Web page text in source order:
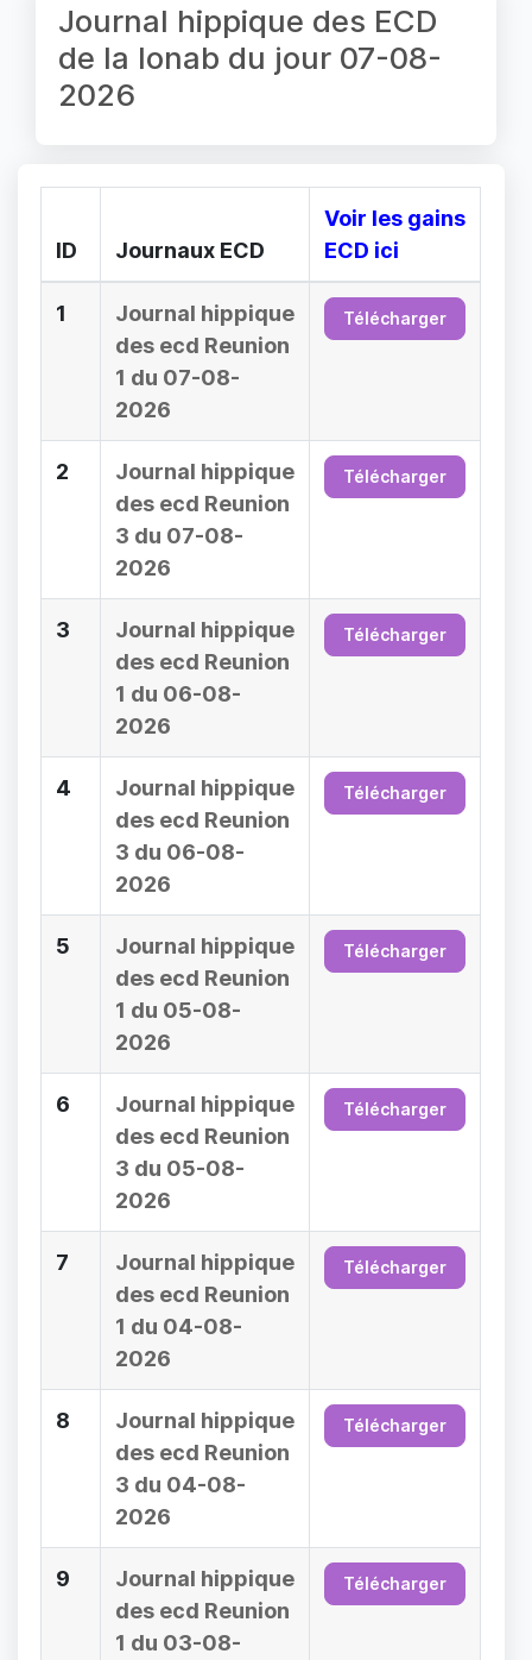
Journal hippique des ECD
de la lonab du jour 07-08-
2026
ID Journaux ECD
Voir les gains
ECD ici
1
Journal hippique
des ecd Reunion
1 du 07-08-
2026
Télécharger
2
Journal hippique
des ecd Reunion
3 du 07-08-
2026
Télécharger
3
Journal hippique
des ecd Reunion
1 du 06-08-
2026
Télécharger
4
Journal hippique
des ecd Reunion
3 du 06-08-
2026
Télécharger
5
Journal hippique
des ecd Reunion
1 du 05-08-
2026
Télécharger
6
Journal hippique
des ecd Reunion
3 du 05-08-
2026
Télécharger
7
Journal hippique
des ecd Reunion
1 du 04-08-
2026
Télécharger
8
Journal hippique
des ecd Reunion
3 du 04-08-
2026
Télécharger
9
Journal hippique
des ecd Reunion
1 du 03-08-
Télécharger